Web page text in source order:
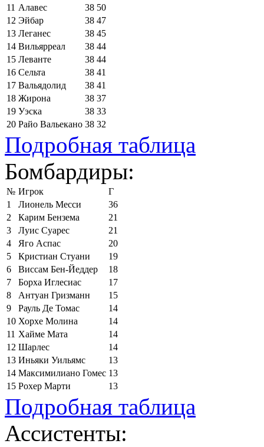
11 Алавес 38 50
12 Эйбар 38 47
13 Леганес 38 45
14 Вильярреал 38 44
15 Леванте 38 44
16 Сельта 38 41
17 Вальядолид 38 41
18 Жирона 38 37
19 Уэска 38 33
20 Райо Вальекано 38 32
Подробная таблица
Бомбардиры:
№ Игрок
Г
1
Лионель Месси
36
2
Карим Бензема
21
3
Луис Суарес
21
4
Яго Аспас
20
5
Кристиан Стуани
19
6
Виссам Бен-Йеддер
18
7
Борха Иглесиас
17
8
Антуан Гризманн
15
9
Рауль Де Томас
14
10 Хорхе Молина
14
11 Хайме Мата
14
12 Шарлес
14
13 Иньяки Уильямс
13
14 Максимилиано Гомес 13
15 Рохер Марти 13
Подробная таблица
Ассистенты: